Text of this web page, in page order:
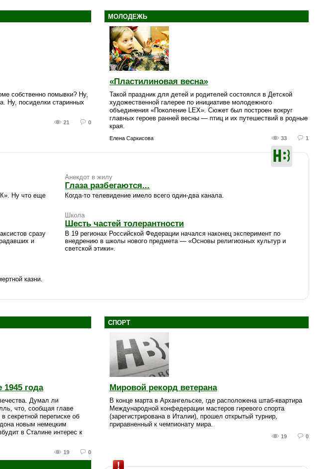
собственно помывки? Ну,
Ну, посиделки старинных
21 0
МОЛОДЕЖЬ
«Пластилиновая весна»
Такой праздник для детей и родителей состоялся в Детской
художественной галерее по инициативе молодежного
объединения «Поколение LEX». Сюжет был построен вокруг
главных героев ранней весны — птиц и их путешествий в родные
края.
33 1
Елена Саркисова
Ну что еще
Анекдот в жилу
Глаза разбегаются...
Когда-то телевидение имело всего один-два канала.
сразу
и
Школа
Шесть частей толерантности
В 19 регионах Российской Федерации начался наконец эксперимент по
внедрению в школы нового предмета — «Основы религиозных культур и
светской этики».
казни.
1945 года
Думал ли
что, сообщая главе
секретной переписке об
новым немецким
в Сталине интерес к
19 0
СПОРТ
Мировой рекорд ветерана
В конце марта в Архангельске, где расположена штаб-квартира
Международной конфедерации мастеров гиревого спорта
(зарегистрирована в Италии), прошел открытый турнир,
приравненный к чемпионату мира.
19 0